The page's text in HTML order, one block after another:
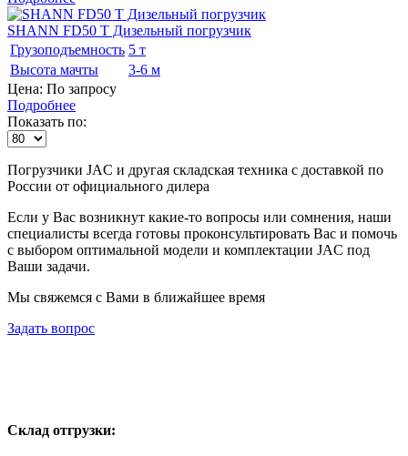
SHANN FD50 T Дизельный погрузчик
Грузоподъемность 5 т
Высота мачты
3-6 м
Цена: По запросу
Подробнее
Показать по:
Погрузчики JAC и другая складская техника с доставкой по
России от официального дилера
Если у Вас возникнут какие-то вопросы или сомнения, наши
специалисты всегда готовы проконсультировать Вас и помочь
с выбором оптимальной модели и комплектации JAC под
Ваши задачи.
Мы свяжемся с Вами в ближайшее время
Задать вопрос
Склад отгрузки: